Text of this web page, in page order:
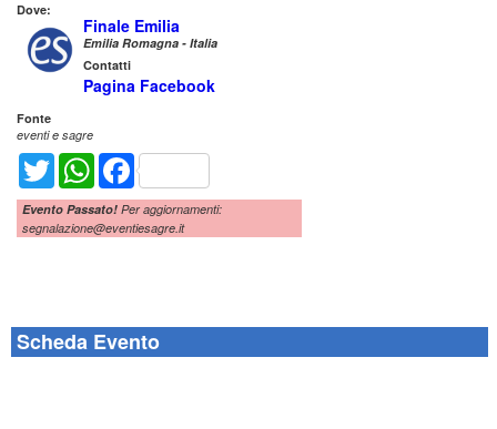
Dove:
Finale Emilia
Emilia Romagna - Italia
Contatti
Pagina Facebook
Fonte
eventi e sagre
Twitter WhatsAppFacebook
Evento Passato! Per aggiornamenti:
segnalazione@eventiesagre.it
Scheda Evento